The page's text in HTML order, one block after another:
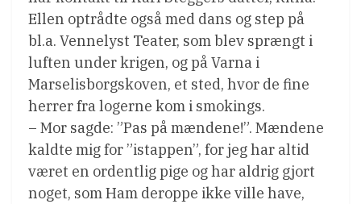
Ellen optrådte også med dans og step på
bl.a. Vennelyst Teater, som blev sprængt i
luften under krigen, og på Varna i
Marselisborgskoven, et sted, hvor de fine
herrer fra logerne kom i smokings.
– Mor sagde: ”Pas på mændene!”. Mændene
kaldte mig for ”istappen”, for jeg har altid
været en ordentlig pige og har aldrig gjort
noget, som Ham deroppe ikke ville have,